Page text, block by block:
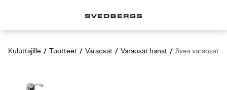
Kuluttajille / Tuotteet / Varaosat / Varaosat hanat / Svea varaosat